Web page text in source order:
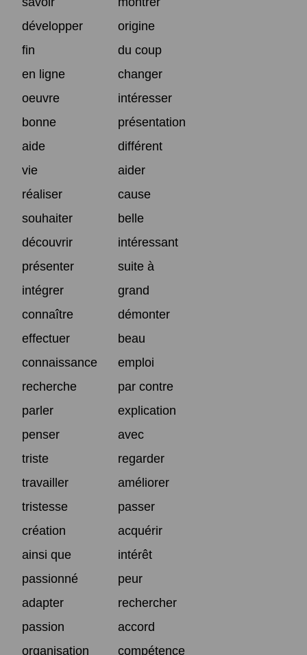
développer
origine
fin
du coup
en ligne
changer
oeuvre
intéresser
bonne
présentation
aide
différent
vie
aider
réaliser
cause
souhaiter
belle
découvrir
intéressant
présenter
suite à
intégrer
grand
connaître
démonter
effectuer
beau
connaissance
emploi
recherche
par contre
parler
explication
penser
avec
triste
regarder
travailler
améliorer
tristesse
passer
création
acquérir
ainsi que
intérêt
passionné
peur
adapter
rechercher
passion
accord
organisation
compétence